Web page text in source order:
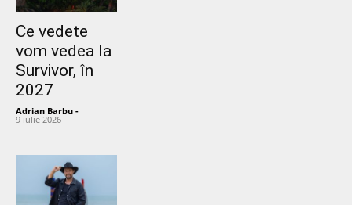
Ce vedete
vom vedea la
Survivor, în
2027
Adrian Barbu -
9 iulie 2026